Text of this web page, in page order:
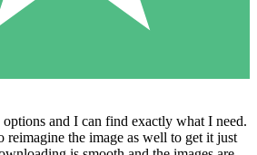
options and I can find exactly what I need.
reimagine the image as well to get it just